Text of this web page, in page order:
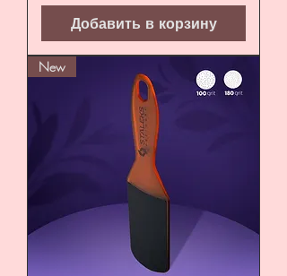
Добавить в корзину
New